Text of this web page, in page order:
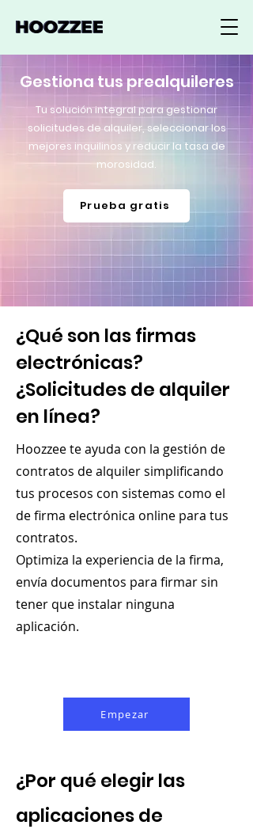
Gestiona tus prealquileres
Tu solución integral para gestionar
solicitudes de alquiler, seleccionar los
mejores inquilinos y reducir la tasa de
morosidad.
Prueba gratis
¿Qué son las firmas
electrónicas?
¿Solicitudes de alquiler
en línea?
Hoozzee te ayuda con la gestión de
contratos de alquiler simplificando
tus procesos con sistemas como el
de firma electrónica online para tus
contratos.
Optimiza la experiencia de la firma,
envía documentos para firmar sin
tener que instalar ninguna
aplicación.
Empezar
¿Por qué elegir las
aplicaciones de